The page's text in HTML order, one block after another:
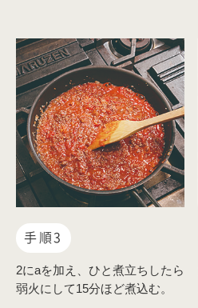
手順3
2にaを加え、ひと煮立ちしたら
弱火にして15分ほど煮込む。